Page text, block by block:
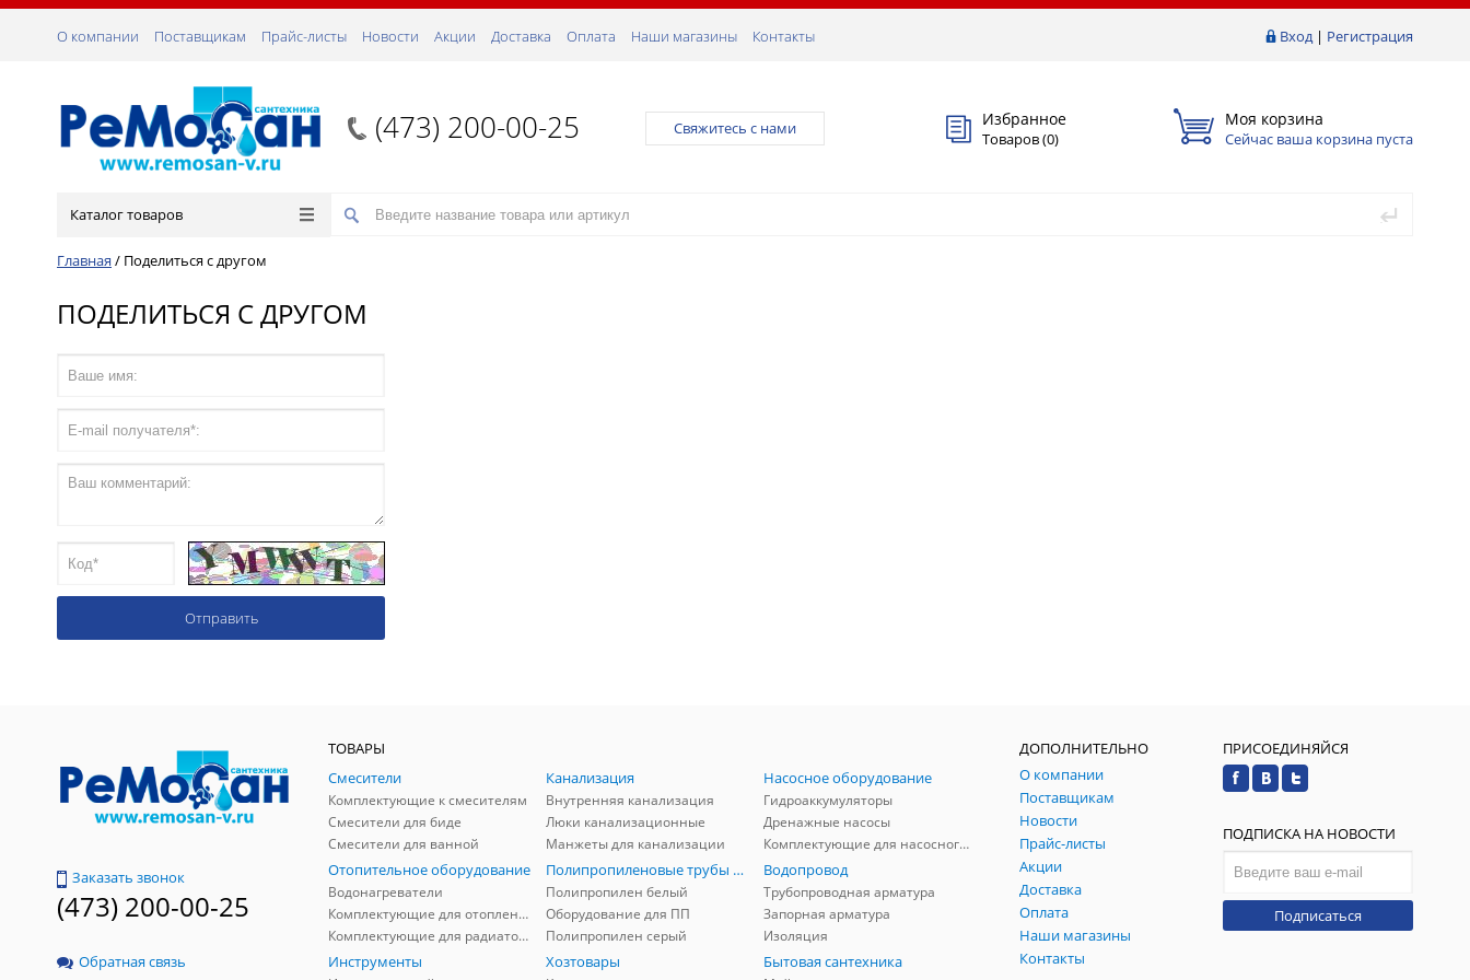
Вход| Регистрация
О компании Поставщикам Прайс-листы Новости Акции Доставка Оплата Наши магазины Контакты
(473) 200-00-25 Свяжитесь с нами Избранное
Товаров (0)
Моя корзина
Сейчас ваша корзина пуста
Каталог товаров
Главная / Поделиться с другом
ПОДЕЛИТЬСЯ С ДРУГОМ
Заказать звонок
(473) 200-00-25
Обратная связь
ТОВАРЫ
Смесители
Комплектующие к смесителям
Смесители для биде
Смесители для ванной
Канализация
Внутренняя канализация
Люки канализационные
Манжеты для канализации
Насосное оборудование
Гидроаккумуляторы
Дренажные насосы
Комплектующие для насосного оборудования
Отопительное оборудование
Водонагреватели
Комплектующие для отопления
Комплектующие для радиаторов
Полипропиленовые трубы и фитинги
Полипропилен белый
Оборудование для ПП
Полипропилен серый
Водопровод
Трубопроводная арматура
Запорная арматура
Изоляция
Инструменты Хозтовары Бытовая сантехника
ДОПОЛНИТЕЛЬНО
О компании
Поставщикам
Новости
Прайс-листы
Акции
Доставка
Оплата
Наши магазины
Контакты
ПРИСОЕДИНЯЙСЯ
ПОДПИСКА НА НОВОСТИ
Подписаться